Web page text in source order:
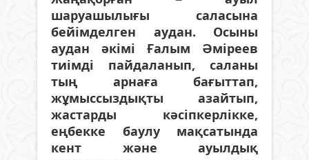
шаруашылығы саласына
бейімделген аудан. Осыны
аудан әкімі Ғалым Әміреев
тиімді пайдаланып, саланы
тың арнаға бағыттап,
жұмыссыздықты азайтып,
жастарды кәсіпкерлікке,
еңбекке баулу мақсатында
кент және ауылдық